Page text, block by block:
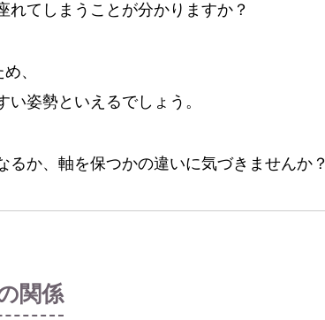
れてしまうことが分かりますか？
、
姿勢といえるでしょう。
るか、軸を保つかの違いに気づきませんか？
関係